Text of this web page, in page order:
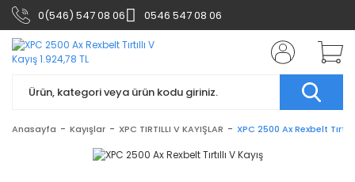
0(546) 547 08 06 0546 547 08 06
Anasayfa Kayışlar XPC TIRTILLI V KAYIŞLAR XPC 2500 Ax Rexbelt